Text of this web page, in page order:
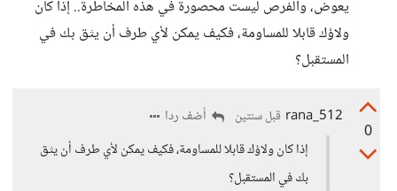
يعوض، والفرص ليست محصورة في هذه المخاطرة.. إذا كان
ولاؤك قابلا للمساومة، فكيف يمكن لأي طرف أن يثق بك في
المستقبل؟
0
rana_512 قبل سنتين
أضف ردا
إذا كان ولاؤك قابلا للمساومة، فكيف يمكن لأي طرف أن يثق
بك في المستقبل؟